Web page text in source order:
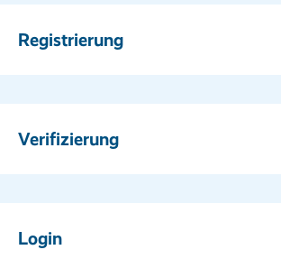
Registrierung
Verifizierung
Login